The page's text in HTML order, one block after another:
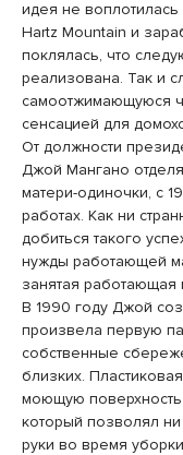
идея не
Hartz Mountain и
поклялась, что
реализована. Так и
самоотжимающуюся
сенсацией для
От должности
Джой Мангано
матери-одиночки, с
работах. Как ни
добиться такого
нужды работающей
занятая работающая
В 1990 году Джой
произвела первую
собственные
близких.
моющую
который позволял
руки во время